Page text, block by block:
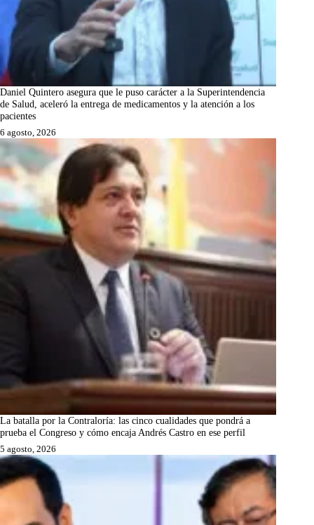
Daniel Quintero asegura que le puso carácter a la Superintendencia
de Salud, aceleró la entrega de medicamentos y la atención a los
pacientes
6 agosto, 2026
La batalla por la Contraloría: las cinco cualidades que pondrá a
prueba el Congreso y cómo encaja Andrés Castro en ese perfil
5 agosto, 2026